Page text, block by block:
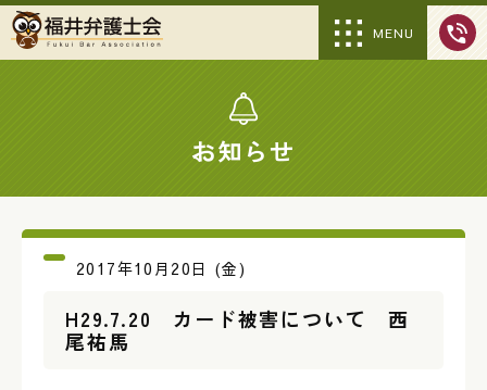
MENU
お知らせ
2017年10月20日 (金)
H29.7.20 カード被害について 西
尾祐馬